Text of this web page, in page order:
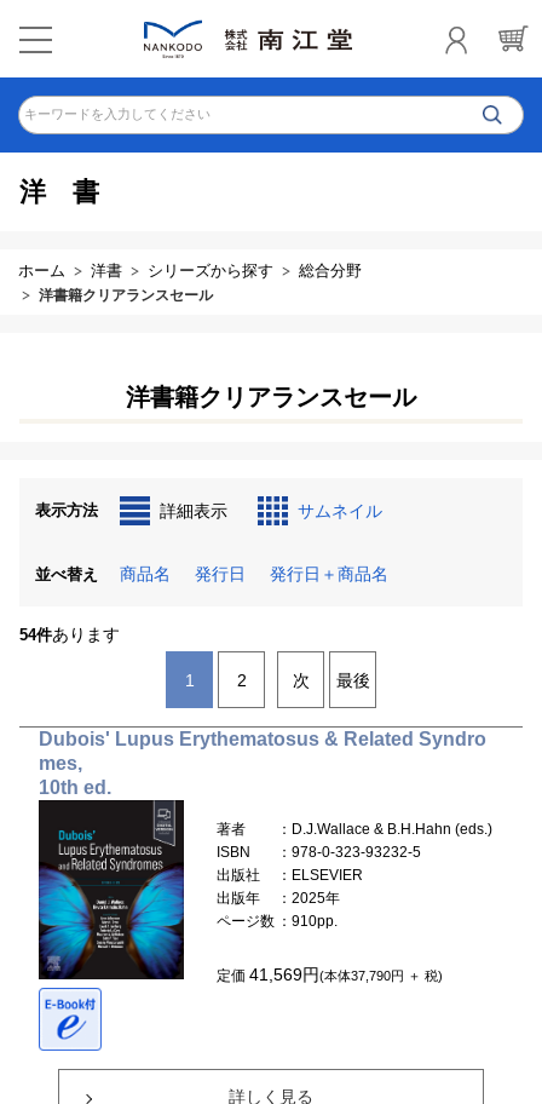
キーワードを入力してください
洋書
ホーム 洋書 シリーズから探す 総合分野
洋書籍クリアランスセール
洋書籍クリアランスセール
表示方法 詳細表示 サムネイル
並べ替え 商品名 発行日 発行日＋商品名
54件あります
1 2 次 最後
Dubois' Lupus Erythematosus & Related Syndro
mes,
10th ed.
著者
：D.J.Wallace & B.H.Hahn (eds.)
ISBN
：978-0-323-93232-5
出版社
：ELSEVIER
出版年
：2025年
ページ数 ：910pp.
定価41,569円(本体37,790円 ＋ 税)
詳しく見る